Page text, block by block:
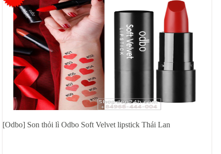
[Odbo] Son thỏi lì Odbo Soft Velvet lipstick Thái Lan